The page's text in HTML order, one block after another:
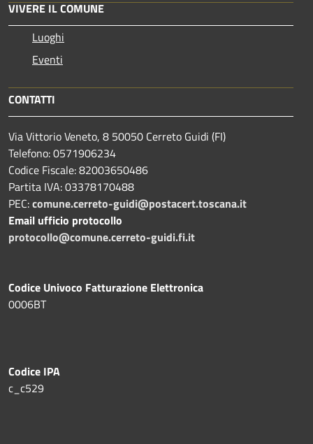
VIVERE IL COMUNE
Luoghi
Eventi
CONTATTI
Via Vittorio Veneto, 8 50050 Cerreto Guidi (FI)
Telefono: 0571906234
Codice Fiscale: 82003650486
Partita IVA: 03378170488
PEC:comune.cerreto-guidi@postacert.toscana.it
Email ufficio protocollo
protocollo@comune.cerreto-guidi.fi.it
Codice Univoco Fatturazione Elettronica
0006BT
Codice IPA
c_c529